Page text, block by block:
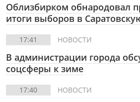
Облизбирком обнародовал
итоги выборов в
17:41 НОВОСТИ
В администрации города
соцсферы к зиме
17:40 НОВОСТИ